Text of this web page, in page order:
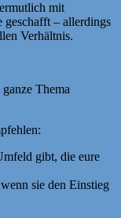
mit
geschafft – allerdings
Verhältnis.
Thema
gibt, die eure
sie den Einstieg